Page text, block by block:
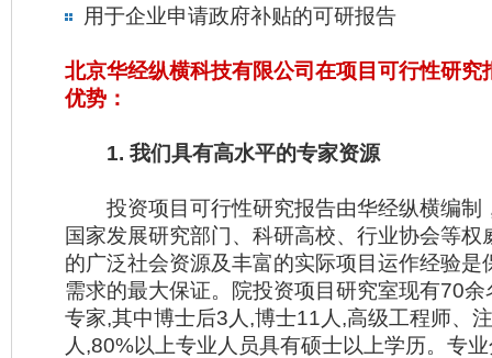
用于企业申请政府补贴的可研报告
北京华经纵横科技有限公司在项目可行性研究
优势：
1. 我们具有高水平的专家资源
投资项目可行性研究报告由华经纵横编制
国家发展研究部门、科研高校、行业协会等权
的广泛社会资源及丰富的实际项目运作经验是
需求的最大保证。院投资项目研究室现有70
专家,其中博士后3人,博士11人,高级工程师、
人,80%以上专业人员具有硕士以上学历。专